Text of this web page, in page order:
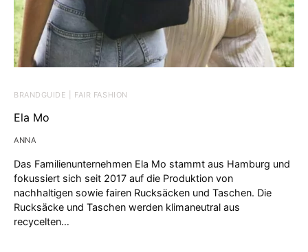
BRANDGUIDE | FAIR FASHION
Ela Mo
ANNA
Das Familienunternehmen Ela Mo stammt aus Hamburg und
fokussiert sich seit 2017 auf die Produktion von
nachhaltigen sowie fairen Rucksäcken und Taschen. Die
Rucksäcke und Taschen werden klimaneutral aus
recycelten…